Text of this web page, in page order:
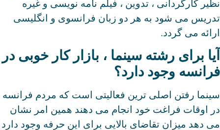
نظیر کارگردانی ، تدوین ، فیلم نامه نویسی و غیره
تدریس می شود به هر دو زبان فرانسوی و انگلیسی
ارائه می گردد.
آیا برای رشته سینما ، بازار کار خوبی در
فرانسه وجود دارد؟
سینما رفتن اصلی ترین فعالیتی است که مردم فرانسه
در اوقات فراغت خود انجام می دهند همین امر نشان
می دهد میزان تقاضای بالایی برای این حرفه وجود دارد